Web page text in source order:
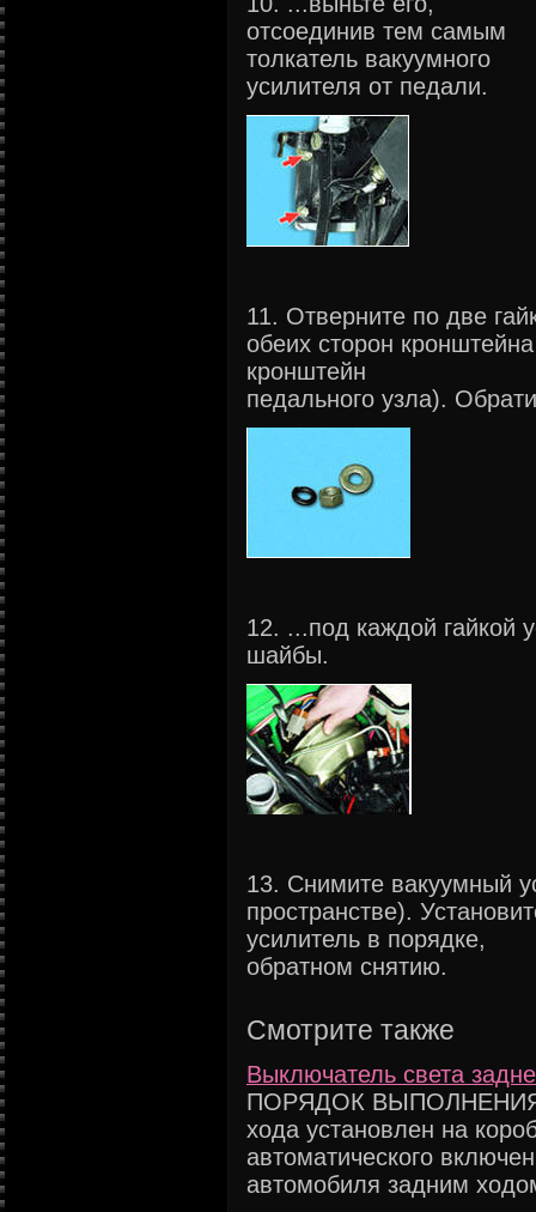
отсоединив тем самым
толкатель вакуумного
усилителя от педали.
11. Отверните по две
обеих сторон
кронштейн
педального узла).
12. ...под каждой гайкой
шайбы.
13. Снимите вакуумный
пространстве).
усилитель в порядке,
обратном снятию.
Смотрите также
Выключатель света
ПОРЯДОК ВЫПОЛНЕНИЯ
хода установлен на
автоматического
автомобиля задним